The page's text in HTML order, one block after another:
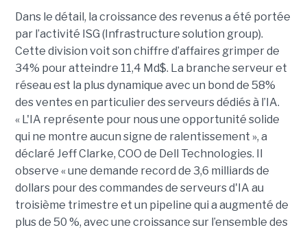
Dans le détail, la croissance des revenus a été portée
par l’activité ISG (Infrastructure solution group).
Cette division voit son chiffre d’affaires grimper de
34% pour atteindre 11,4 Md$. La branche serveur et
réseau est la plus dynamique avec un bond de 58%
des ventes en particulier des serveurs dédiés à l’IA.
« L'IA représente pour nous une opportunité solide
qui ne montre aucun signe de ralentissement », a
déclaré Jeff Clarke, COO de Dell Technologies. Il
observe « une demande record de 3,6 milliards de
dollars pour des commandes de serveurs d'IA au
troisième trimestre et un pipeline qui a augmenté de
plus de 50 %, avec une croissance sur l’ensemble des